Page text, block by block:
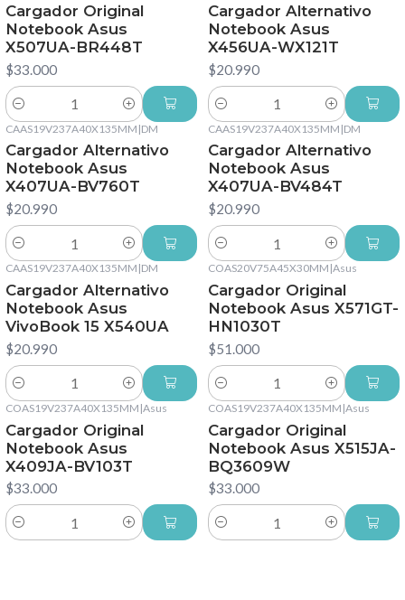
Cargador Original
Notebook Asus
X507UA-BR448T
$33.000
Cantidad
Cargador Alternativo
Notebook Asus
X456UA-WX121T
$20.990
Cantidad
CAAS19V237A40X135MM |DM
Cargador Alternativo
Notebook Asus
X407UA-BV760T
$20.990
Cantidad
CAAS19V237A40X135MM |DM
Cargador Alternativo
Notebook Asus
X407UA-BV484T
$20.990
Cantidad
CAAS19V237A40X135MM |DM
Cargador Alternativo
Notebook Asus
VivoBook 15 X540UA
$20.990
Cantidad
COAS20V75A45X30MM |Asus
Cargador Original
Notebook Asus X571GT-
HN1030T
$51.000
Cantidad
COAS19V237A40X135MM |Asus
Cargador Original
Notebook Asus
X409JA-BV103T
$33.000
Cantidad
COAS19V237A40X135MM |Asus
Cargador Original
Notebook Asus X515JA-
BQ3609W
$33.000
Cantidad